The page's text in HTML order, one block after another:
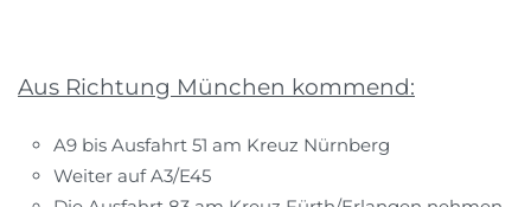
Aus Richtung München kommend:
A9 bis Ausfahrt 51 am Kreuz Nürnberg
Weiter auf A3/E45